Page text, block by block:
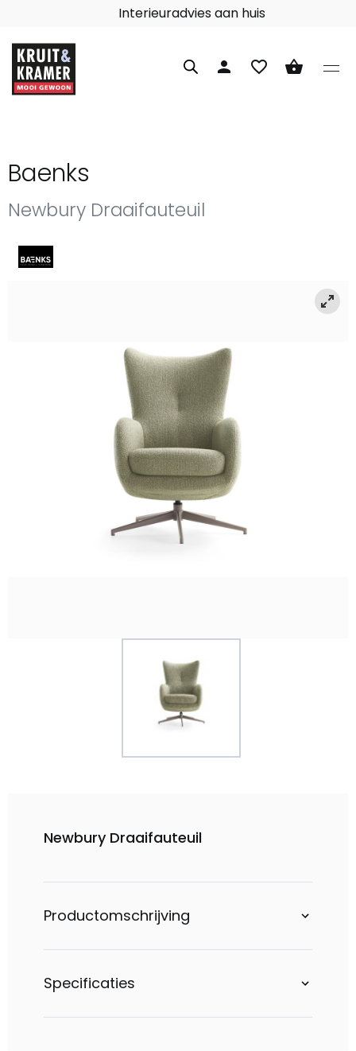
Interieuradvies aan huis
person favorite_border shopping_basket
Baenks
Newbury Draaifauteuil
Newbury Draaifauteuil
Productomschrijving
Specificaties